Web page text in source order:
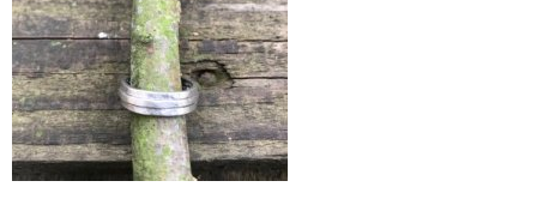
schoenen
handtassen en portefeuilles
leuke hebbedingen en kaartjes
voor de kleintjes